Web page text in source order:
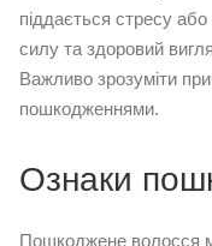
піддається стресу
силу та здоровий
Важливо зрозуміти
пошкодженнями.
Ознаки
Пошкоджене волосся